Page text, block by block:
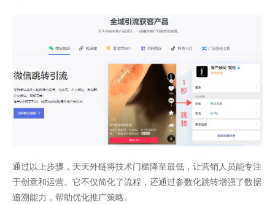
通过以上步骤，天天外链将技术门槛降至最低，让营销人员能专注
于创意和运营。它不仅简化了流程，还通过参数化跳转增强了数据
追溯能力，帮助优化推广策略。